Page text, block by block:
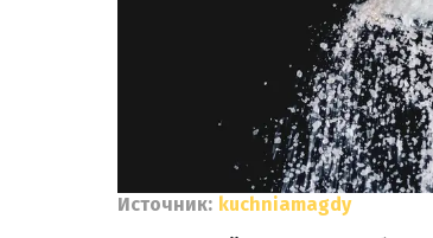
Источник: kuchniamagdy